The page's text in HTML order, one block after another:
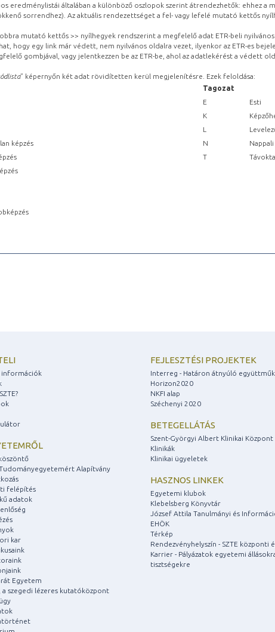
eredménylistái általában a különböző oszlopok szerint átrendezhetők: ehhez a
sorrendhez). Az aktuális rendezettséget a fel- vagy lefelé mutató kettős
mutató kettős >> nyílhegyek rendszerint a megfelelő adat ETR-beli
hogy egy link már védett, nem nyilvános oldalra vezet, ilyenkor az ETR-es
gombjával, vagy jelentkezzen be az ETR-be, ahol az adatlekérést a védett
” képernyőn két adat rövidítetten kerül megjelenítésre. Ezek feloldása:
Tagozat
E
Esti
K
L
képzés N
Nappali
T
információk
Alapítvány
felépítés
adatok
kar
Egyetem
a szegedi lézeres kutatóközpont
FEJLESZTÉSI PROJEKTEK
Interreg - Határon átnyúló
Horizon2020
NKFI alap
Széchenyi 2020
BETEGELLÁTÁS
Szent-Györgyi Albert Klinikai Központ
Klinikák
Klinikai ügyeletek
HASZNOS LINKEK
Egyetemi klubok
Klebelsberg Könyvtár
József Attila Tanulmányi és
EHÖK
Térkép
Rendezvényhelyszín - SZTE központi
Karrier - Pályázatok egyetemi
tisztségekre